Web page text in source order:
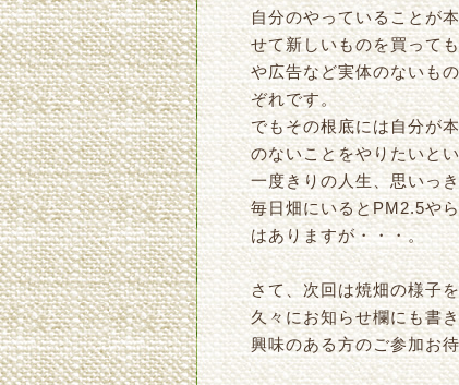
自分のやっていることが
せて新しいものを買って
や広告など実体のないも
ぞれです。
でもその根底には自分が
のないことをやりたいと
一度きりの人生、思いっ
毎日畑にいるとPM2.5や
はありますが・・・。
さて、次回は焼畑の様子
久々にお知らせ欄にも書
興味のある方のご参加お